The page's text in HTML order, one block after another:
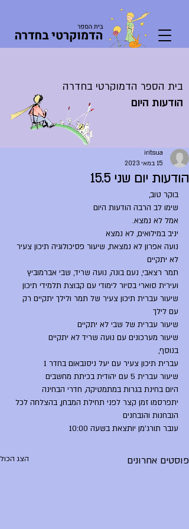
בית הספר הדמוקרטי בחדרה
הודעות היום
הודעות יום שני 15.5
iritsua
15 במאי 2023
בוקר טוב,
שימו לב הרבה הודעות היום
אמל לא נמצא.
יניב במילואים, לא נמצא
נועה אפרון לא נמצאת, שיעור פסיכולוגיה תיכון צעיר
לא יתקיים
תמר רצאבי, נעם בונה, נועה שריד, שבי אברמוביץ
ועירית סוארי בסיור לימודי עם קבוצת תלמידי תיכון
שיעור עברית תיכון צעיר של תמר ולילך יתקיים רק
עם לילך
שיעור עברית של שבי לא יתקיים
שיעור מערכונים עם נועה שריד לא יתקיים
בנוסף,
עברית תיכון צעיר עם יעל ניסנבאום בחדר 1
שיעור עברית 5 עם יהודית בכיתת מחשבים
היום בחינת בגרות במתמטיקה, חדרי הבחינה
יתפרסמו זמן קצר לפני תחילת המבחן, בהצלחה לכל
הנבחנות והנבחנים
ענבר תורג'מן יותצאת בשעה 10:00
פוסטים אחרונים הצג הכול